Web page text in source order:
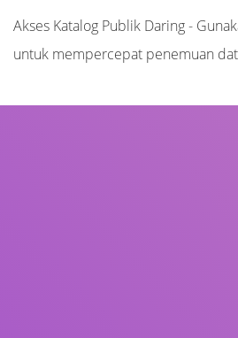
Akses Katalog Publik Daring -
untuk mempercepat penemuan